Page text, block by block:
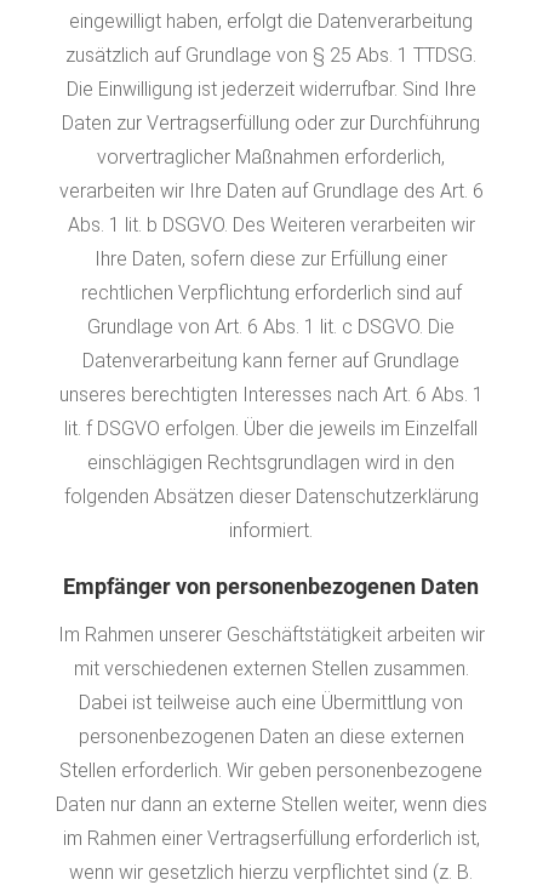
eingewilligt haben, erfolgt die Datenverarbeitung
zusätzlich auf Grundlage von § 25 Abs. 1 TTDSG.
Die Einwilligung ist jederzeit widerrufbar. Sind Ihre
Daten zur Vertragserfüllung oder zur Durchführung
vorvertraglicher Maßnahmen erforderlich,
verarbeiten wir Ihre Daten auf Grundlage des Art. 6
Abs. 1 lit. b DSGVO. Des Weiteren verarbeiten wir
Ihre Daten, sofern diese zur Erfüllung einer
rechtlichen Verpflichtung erforderlich sind auf
Grundlage von Art. 6 Abs. 1 lit. c DSGVO. Die
Datenverarbeitung kann ferner auf Grundlage
unseres berechtigten Interesses nach Art. 6 Abs. 1
lit. f DSGVO erfolgen. Über die jeweils im Einzelfall
einschlägigen Rechtsgrundlagen wird in den
folgenden Absätzen dieser Datenschutzerklärung
informiert.
Empfänger von personenbezogenen Daten
Im Rahmen unserer Geschäftstätigkeit arbeiten wir
mit verschiedenen externen Stellen zusammen.
Dabei ist teilweise auch eine Übermittlung von
personenbezogenen Daten an diese externen
Stellen erforderlich. Wir geben personenbezogene
Daten nur dann an externe Stellen weiter, wenn dies
im Rahmen einer Vertragserfüllung erforderlich ist,
wenn wir gesetzlich hierzu verpflichtet sind (z. B.